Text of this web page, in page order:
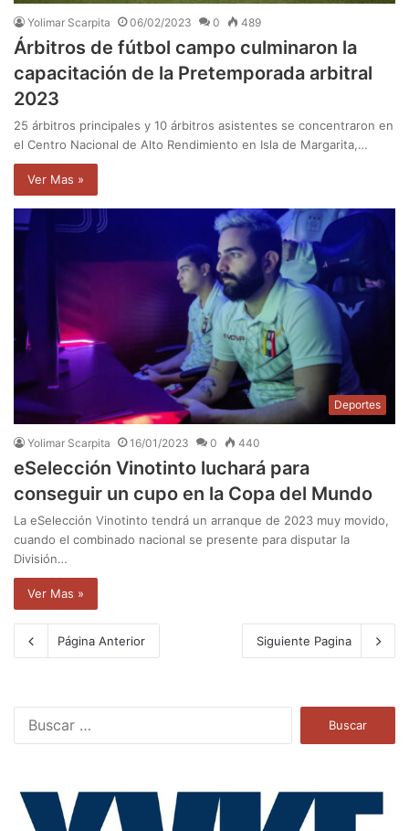
Yolimar Scarpita 06/02/2023 0 489
Árbitros de fútbol campo culminaron la
capacitación de la Pretemporada arbitral
2023
25 árbitros principales y 10 árbitros asistentes se concentraron en
el Centro Nacional de Alto Rendimiento en Isla de Margarita,…
Ver Mas »
Deportes
Yolimar Scarpita 16/01/2023 0 440
eSelección Vinotinto luchará para
conseguir un cupo en la Copa del Mundo
La eSelección Vinotinto tendrá un arranque de 2023 muy movido,
cuando el combinado nacional se presente para disputar la
División…
Ver Mas »
Página Anterior Siguiente Pagina
a